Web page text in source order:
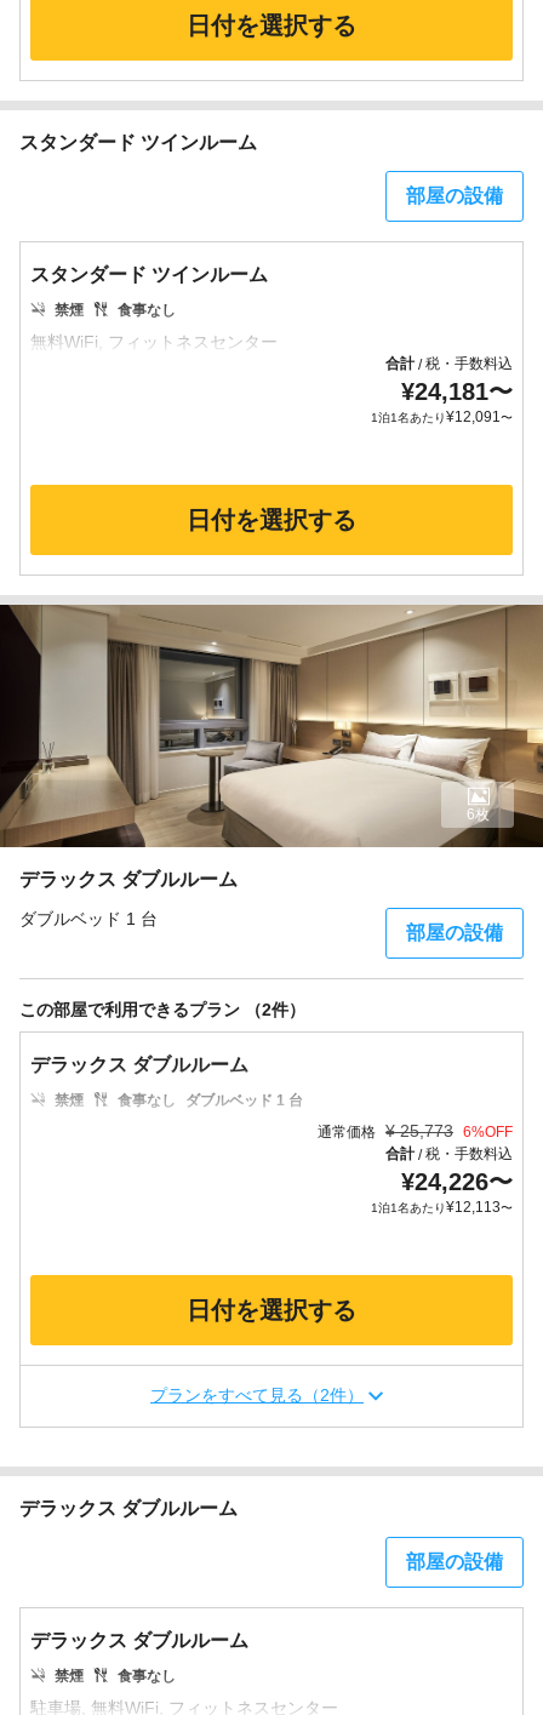
日付を選択する
スタンダード ツインルーム
部屋の設備
スタンダード ツインルーム
禁煙 食事なし
合計/税・手数料込
¥24,181〜
1泊1名あたり¥12,091〜
日付を選択する
デラックス ダブルルーム
ダブルベッド 1 台
部屋の設備
6枚
この部屋で利用できるプラン （2件）
デラックス ダブルルーム
禁煙 食事なし
ダブルベッド 1 台
通常価格 ¥ 25,773 6%OFF
合計/税・手数料込
¥24,226〜
1泊1名あたり¥12,113〜
日付を選択する
プランをすべて見る（2件）
デラックス ダブルルーム
部屋の設備
デラックス ダブルルーム
禁煙 食事なし